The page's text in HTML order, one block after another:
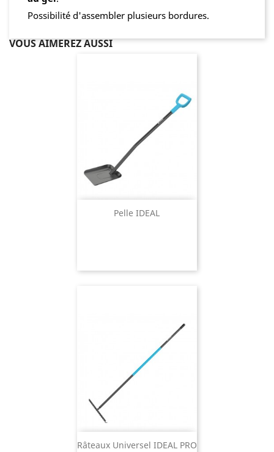
Possibilité d'assembler plusieurs bordures.
VOUS AIMEREZ AUSSI
Pelle IDEAL
Râteaux Universel IDEAL PRO